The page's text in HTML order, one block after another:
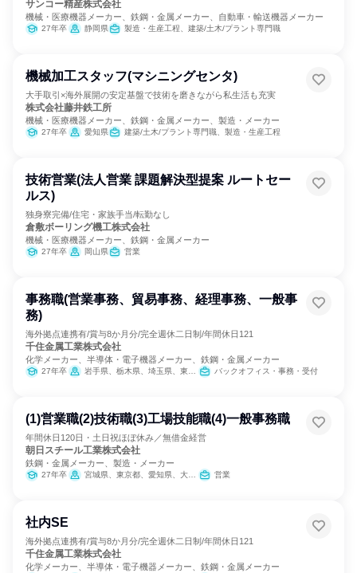
サンコー精産株式会社
機械・医療機器メーカー、鉄鋼・金属メーカー、自動車・輸送機器メーカー
27年卒 静岡県 製造・生産工程、建築/土木/プラント専門職
機械加工スタッフ(マシニングセンタ)
大手取引×海外展開の安定基盤で技術を磨きながら私生活も充実
株式会社藤井鉄工所
機械・医療機器メーカー、鉄鋼・金属メーカー、製造・メーカー
27年卒 愛知県 建築/土木/プラント専門職、製造・生産工程
技術営業(法人営業 課題解決型提案 ルートセー
ルス)
独身寮完備/住宅・家族手当/転勤なし
倉敷ボーリング機工株式会社
機械・医療機器メーカー、鉄鋼・金属メーカー
27年卒 岡山県 営業
事務職(営業事務、貿易事務、経理事務、一般事
務)
海外拠点連携有/賞与8か月分/完全週休二日制/年間休日121
千住金属工業株式会社
化学メーカー、半導体・電子機器メーカー、鉄鋼・金属メーカー
27年卒 岩手県、栃木県、埼玉県、東京都、富山県、長野県、愛知県、兵庫県、福岡県 バックオフィス・事務・受付
(1)営業職(2)技術職(3)工場技能職(4)一般事務職
年間休日120日・土日祝ほぼ休み／無借金経営
朝日スチール工業株式会社
鉄鋼・金属メーカー、製造・メーカー
27年卒 宮城県、東京都、愛知県、大阪府、香川県、福岡県 営業
社内SE
海外拠点連携有/賞与8か月分/完全週休二日制/年間休日121
千住金属工業株式会社
化学メーカー、半導体・電子機器メーカー、鉄鋼・金属メーカー